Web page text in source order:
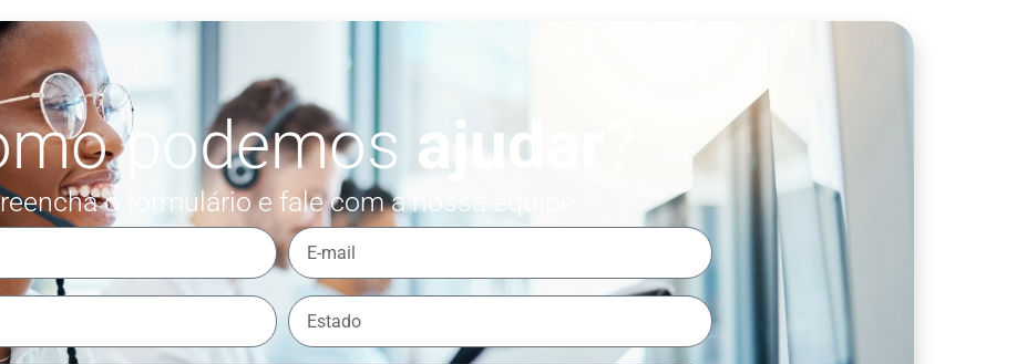
podemos ajudar
o formulário e fale com a nossa equipe.